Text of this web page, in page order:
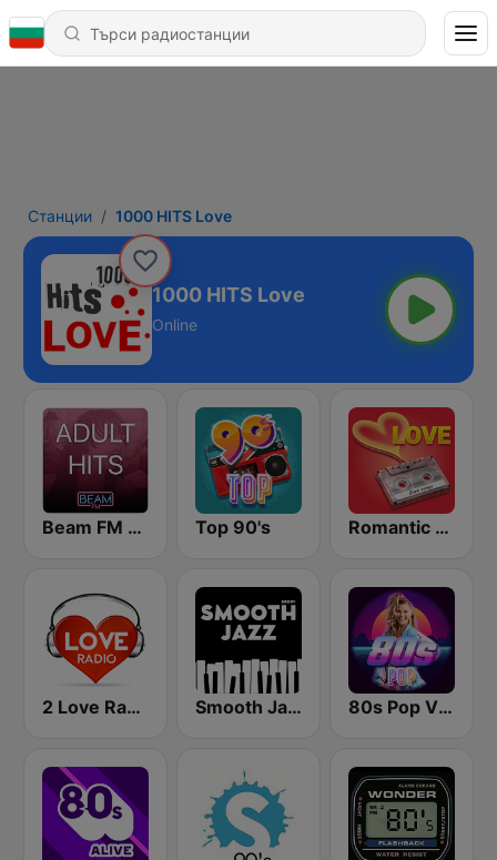
Станции 1000 HITS Love
1000 HITS Love
Online
Beam FM - Adult Hits Top 90's Romantic Vibes
2 Love Radio Smooth Jazz - Groov 80s Pop Vibes